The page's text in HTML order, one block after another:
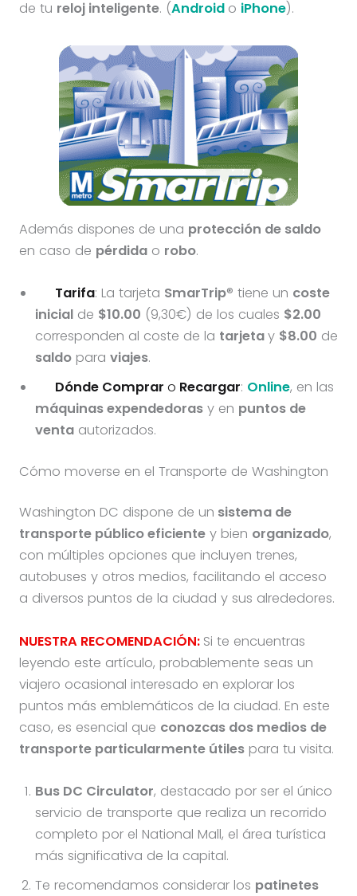
de tu reloj inteligente. (Android o iPhone).
Además dispones de una protección de saldo
en caso de pérdidao robo.
Tarifa: La tarjeta SmarTrip® tiene un coste
inicialde $10.00 (9,30€) de los cuales $2.00
corresponden al coste de la tarjetay $8.00 de
saldopara viajes.
Dónde Compraro Recargar: Online, en las
máquinas expendedorasy en puntos de
ventaautorizados.
Cómo moverse en el Transporte de Washington
Washington DC dispone de un sistema de
transporte público eficientey bien organizado,
con múltiples opciones que incluyen trenes,
autobuses y otros medios, facilitando el acceso
a diversos puntos de la ciudad y sus alrededores.
NUESTRA RECOMENDACIÓN: Si te encuentras
leyendo este artículo, probablemente seas un
viajero ocasional interesado en explorar los
puntos más emblemáticos de la ciudad. En este
caso, es esencial que conozcas dos medios de
transporte particularmente útilespara tu visita.
Bus DC Circulator, destacado por ser el único
servicio de transporte que realiza un recorrido
completo por el National Mall, el área turística
más significativa de la capital.
Te recomendamos considerar los patinetes